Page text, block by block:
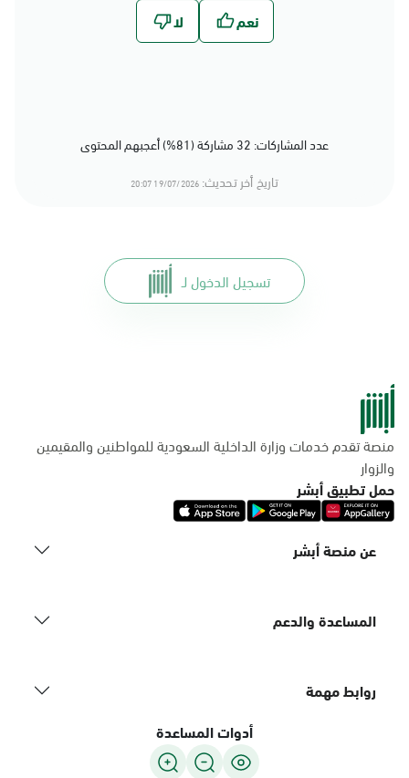
عدد المشاركات: 32 مشاركة (81%) أعجبهم المحتوى
تاريخ أخر تحديث: 19/07/2026 20:07
تسجيل الدخول لـ
منصة تقدم خدمات وزارة الداخلية السعودية للمواطنين والمقيمين
والزوار
حمل تطبيق أبشر
عن منصة أبشر
المساعدة والدعم
روابط مهمة
أدوات المساعدة